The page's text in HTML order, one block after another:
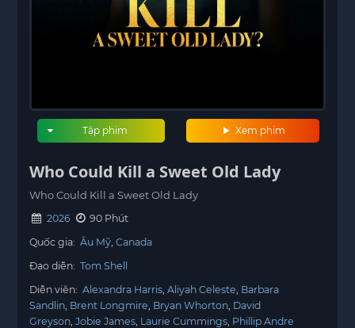
Xem phim
Tập phim
Who Could Kill a Sweet Old Lady
Who Could Kill a Sweet Old Lady
2026
90 Phút
Quốc gia: Âu Mỹ Canada
Đạo diễn: Tom Shell
Diễn viên: Alexandra Harris Aliyah Celeste Barbara
Sandlin Brent Longmire Bryan Whorton David
Greyson Jobie James Laurie Cummings Phillip Andre